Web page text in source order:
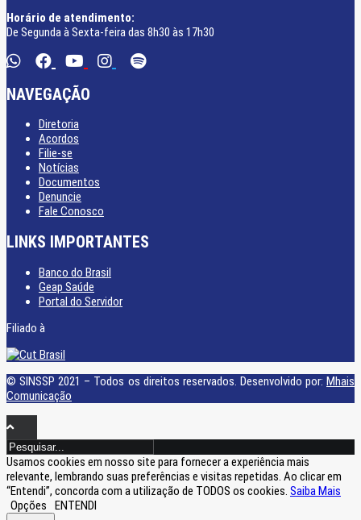
Horário de atendimento:
De Segunda à Sexta-feira das 8h30 às 17h30
NAVEGAÇÃO
Diretoria
Acordos
Filie-se
Notícias
Documentos
Denuncie
Fale Conosco
LINKS IMPORTANTES
Banco do Brasil
Geap Saúde
Portal do Servidor
Filiado à
© SINSSP 2021 – Todos os direitos reservados. Desenvolvido por: Mhais
Comunicação
Usamos cookies em nosso site para fornecer a experiência mais
relevante, lembrando suas preferências e visitas repetidas. Ao clicar em
“Entendi”, concorda com a utilização de TODOS os cookies. Saiba Mais
Opções
ENTENDI